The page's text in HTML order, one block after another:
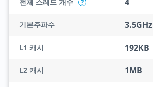
?
기본주파수 3.5GHz
L1 캐시 192KB
L2 캐시 1MB